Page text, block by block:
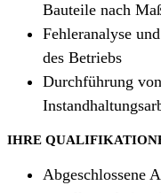
Bauteile nach
Fehleranalyse
des Betriebs
Durchführung
IHRE
Abgeschlossene